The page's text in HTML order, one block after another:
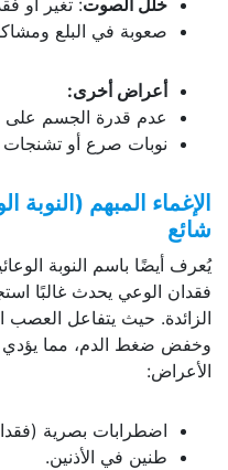
خلل الصوت: تغير أو
صعوبة في البلع
أعراض أخرى:
عدم قدرة الجسم على
نوبات صرع أو
الإغماء المبهم
شائع
يُعرف أيضًا باسم النوبة
فقدان الوعي يحدث غالبًا
الزائدة. حيث يتفاعل العصب
وخفض ضغط الدم، مما
الأعراض:
اضطرابات بصرية
طنين في الأذنين.